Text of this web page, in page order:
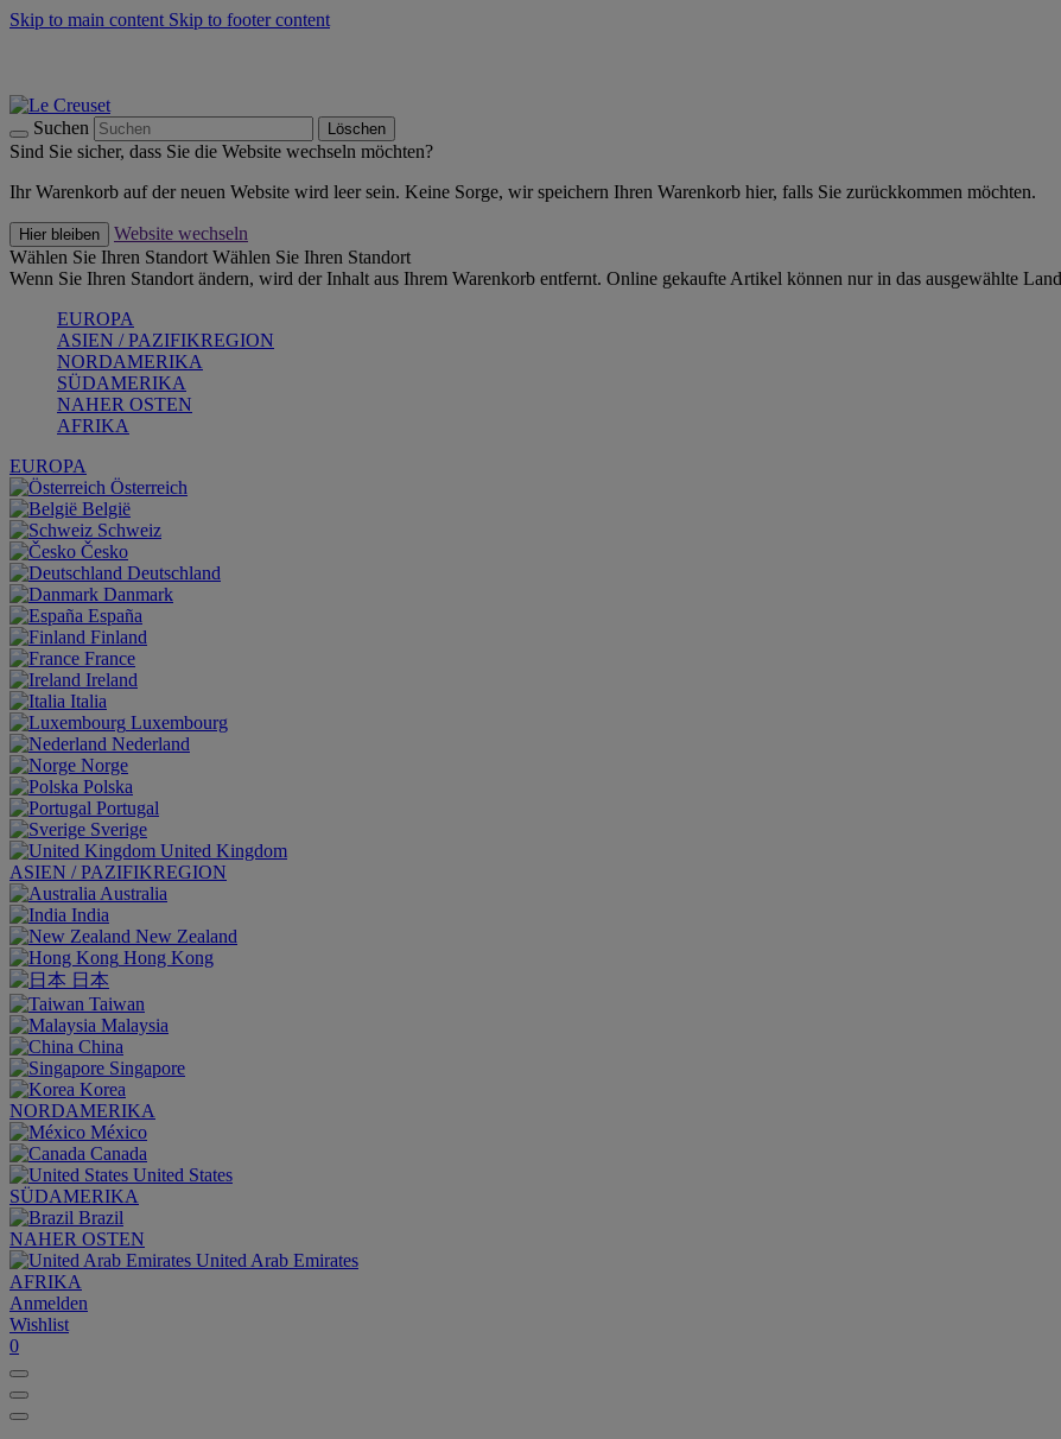
Skip to main content Skip to footer content
Suchen Löschen
Sind Sie sicher, dass Sie die Website wechseln möchten?
Ihr Warenkorb auf der neuen Website wird leer sein. Keine Sorge, wir speichern Ihren Warenkorb hier, falls Sie zurückkommen möchten.
Hier bleiben
Website wechseln
Wählen Sie Ihren Standort Wählen Sie Ihren Standort
Wenn Sie Ihren Standort ändern, wird der Inhalt aus Ihrem Warenkorb entfernt. Online gekaufte Artikel können nur in das ausgewählte
EUROPA
ASIEN / PAZIFIKREGION
NORDAMERIKA
SÜDAMERIKA
NAHER OSTEN
AFRIKA
EUROPA
Österreich
België
Schweiz
Česko
Deutschland
Danmark
España
Finland
France
Ireland
Italia
Luxembourg
Nederland
Norge
Polska
Portugal
Sverige
United Kingdom
ASIEN / PAZIFIKREGION
Australia
India
New Zealand
Hong Kong
日本
Taiwan
Malaysia
China
Singapore
Korea
NORDAMERIKA
México
Canada
United States
SÜDAMERIKA
Brazil
NAHER OSTEN
United Arab Emirates
AFRIKA
Anmelden
Wishlist
0